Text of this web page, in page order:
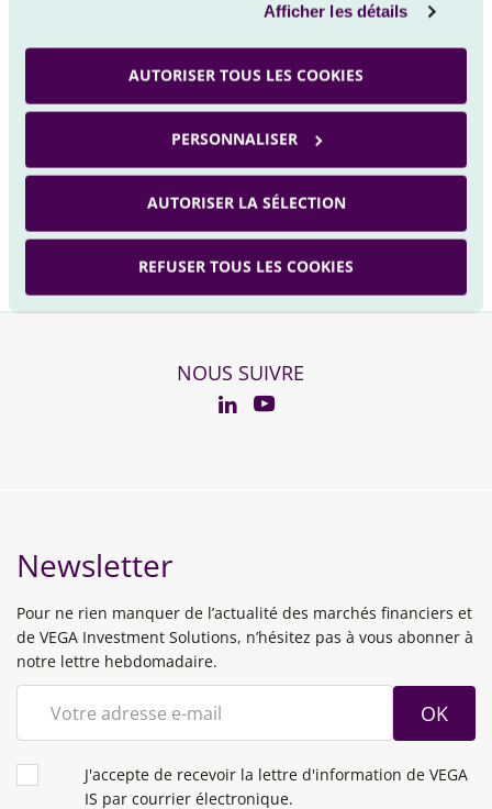
Afficher les détails
AUTORISER TOUS LES COOKIES
PERSONNALISER
AUTORISER LA SÉLECTION
REFUSER TOUS LES COOKIES
Elle peut vous être adressée dans un délai de huit
jours ouvrés sur simple demande écrite auprès
VEGA INVESTMENTS SOLUTIONS
Service Clients
43, avenue Pierre Mendès-France
75013 PARIS
NOUS SUIVRE
LinkedinYouTube
Newsletter
Pour ne rien manquer de l’actualité des marchés financiers et
de VEGA Investment Solutions, n’hésitez pas à vous abonner à
notre lettre hebdomadaire.
OK
CONDITIONS
J'accepte de recevoir la lettre d'information de VEGA
IS par courrier électronique.